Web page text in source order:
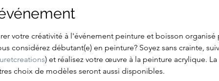
votre créativité à l'événement peinture et boisson organisé
considérez débutant(e) en peinture? Soyez sans crainte,
) et réalisez votre œuvre à la peinture acrylique.
choix de modèles seront aussi disponibles.